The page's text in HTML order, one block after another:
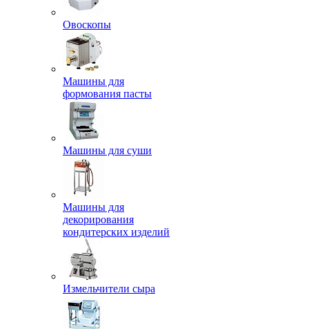
Овоскопы
Машины для
формования пасты
Машины для суши
Машины для
декорирования
кондитерских изделий
Измельчители сыра